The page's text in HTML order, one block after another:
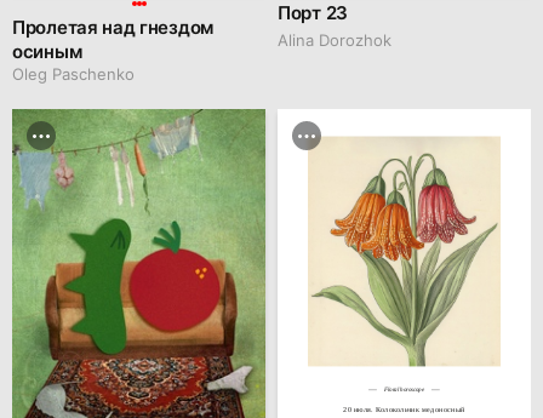
Пролетая над гнездом
осиным
Oleg Paschenko
Порт 23
Alina Dorozhok
Floral horoscope
20 июля. Колокольчик медоносный